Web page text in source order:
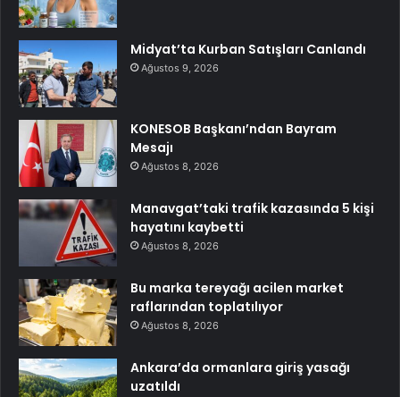
Midyat’ta Kurban Satışları Canlandı
Ağustos 9, 2026
KONESOB Başkanı’ndan Bayram
Mesajı
Ağustos 8, 2026
Manavgat’taki trafik kazasında 5 kişi
hayatını kaybetti
Ağustos 8, 2026
Bu marka tereyağı acilen market
raflarından toplatılıyor
Ağustos 8, 2026
Ankara’da ormanlara giriş yasağı
uzatıldı